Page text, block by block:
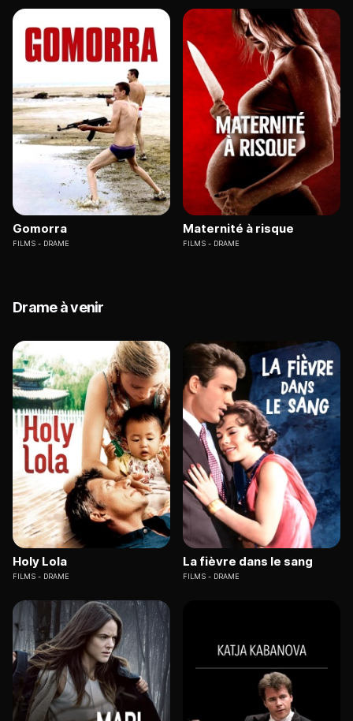
Gomorra
FILMS DRAME
Maternité à risque
FILMS DRAME
Drame à venir
Holy Lola
FILMS DRAME
La fièvre dans le sang
FILMS DRAME